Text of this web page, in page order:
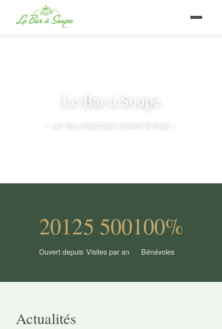
Le Bar à Soupe
– un lieu d'accueil ouvert à tous –
2012
Ouvert depuis
5 500
Visites par an
100%
Bénévoles
Actualités